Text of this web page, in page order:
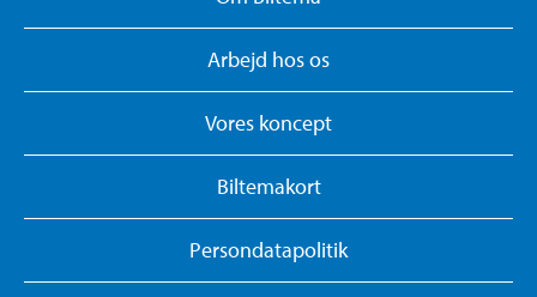
Arbejd hos os
Vores koncept
Biltemakort
Persondatapolitik